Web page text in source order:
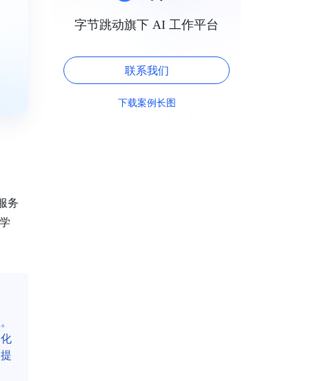
务
字节跳动旗下 AI 工作平台
联系我们
下载案例长图